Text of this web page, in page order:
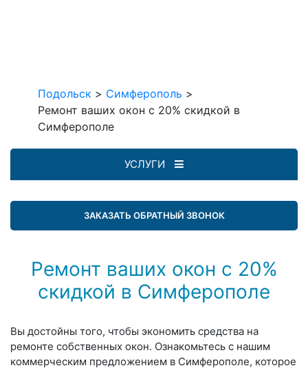
Подольск > Симферополь >
Ремонт ваших окон с 20% скидкой в
Симферополе
УСЛУГИ
ЗАКАЗАТЬ ОБРАТНЫЙ ЗВОНОК
Ремонт ваших окон с 20%
скидкой в Симферополе
Вы достойны того, чтобы экономить средства на
ремонте собственных окон. Ознакомьтесь с нашим
коммерческим предложением в Симферополе, которое